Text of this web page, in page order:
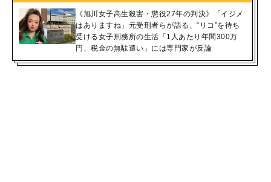
《旭川女子高生殺害・懲役27年の判決》「イジメ
はありますね」元受刑者らが語る、“リコ”を待ち
受ける女子刑務所の生活「1人あたり年間300万
円、税金の無駄遣い」には専門家が反論